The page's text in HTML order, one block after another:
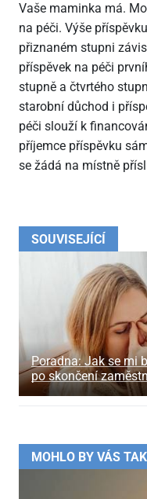
SOUVISEJÍCÍ
Poradna: Jak se mi
po skončení
Vaše maminka má.
na péči. Výše
přiznaném stupni
příspěvek na péči
stupně a čtvrtého
starobní důchod i
péči slouží k
příjemce příspěvku
se žádá na místně
MOHLO BY VÁS